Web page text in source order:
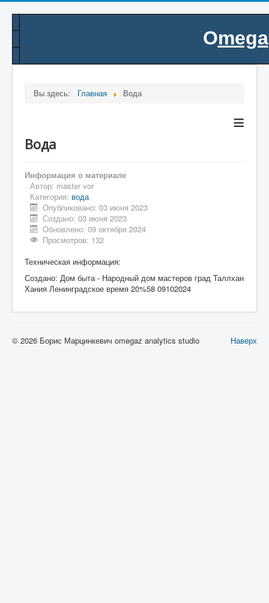
Omega
.
Вы здесь: Главная Вода
≡
Вода
Информация о материале
Автор: master vor
Категория: вода
Опубликовано: 03 июня 2023
Создано: 03 июня 2023
Обновлено: 09 октября 2024
Просмотров: 132
Техническая информация:
Создано: Дом быта - Народный дом мастеров град Таллхан
Хания Ленинградское время 20%58 09102024
Наверх
© 2026 Борис Марцинкевич omegaz analytics studio